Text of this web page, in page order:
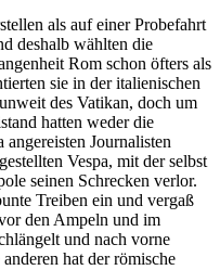
als auf einer Probefahrt
deshalb wählten die
Rom schon öfters als
sie in der italienischen
des Vatikan, doch um
hatten weder die
angereisten Journalisten
Vespa, mit der selbst
seinen Schrecken verlor.
Treiben ein und vergaß
den Ampeln und im
und nach vorne
hat der römische